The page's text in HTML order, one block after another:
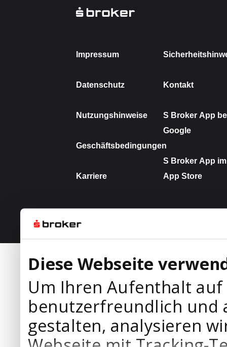
Diese Webseite
Um Ihren Aufenthalt
benutzerfreundlich und
gestalten, analysieren